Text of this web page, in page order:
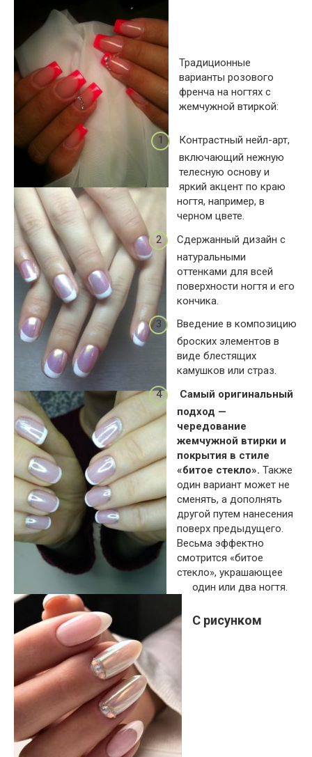
Традиционные
варианты розового
френча на ногтях с
жемчужной втиркой:
Контрастный нейл-арт,
включающий нежную
телесную основу и
яркий акцент по краю
ногтя, например, в
черном цвете.
Сдержанный дизайн с
натуральными
оттенками для всей
поверхности ногтя и его
кончика.
Введение в композицию
броских элементов в
виде блестящих
камушков или страз.
Самый оригинальный
подход —
чередование
жемчужной втирки и
покрытия в стиле
«битое стекло». Также
один вариант может не
сменять, а дополнять
другой путем нанесения
поверх предыдущего.
Весьма эффектно
смотрится «битое
стекло», украшающее
один или два ногтя.
С рисунком